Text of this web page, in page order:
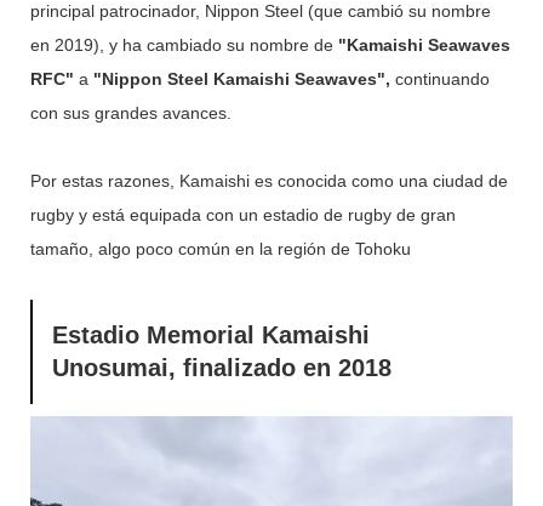
principal patrocinador, Nippon Steel (que cambió su nombre
en 2019), y ha cambiado su nombre de "Kamaishi Seawaves
RFC" a "Nippon Steel Kamaishi Seawaves", continuando
con sus grandes avances.
Por estas razones, Kamaishi es conocida como una ciudad de
rugby y está equipada con un estadio de rugby de gran
tamaño, algo poco común en la región de Tohoku
Estadio Memorial Kamaishi
Unosumai, finalizado en 2018